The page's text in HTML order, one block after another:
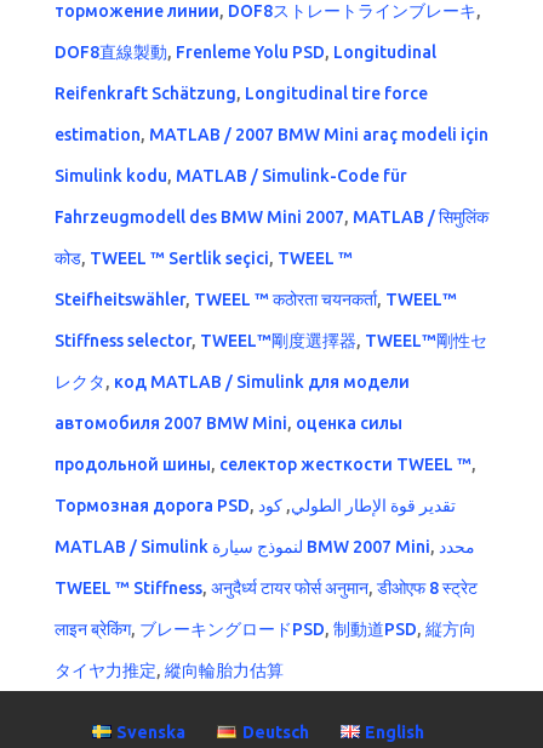
торможение линии, DOF8ストレートラインブレーキ,
DOF8直線製動, Frenleme Yolu PSD, Longitudinal
Reifenkraft Schätzung, Longitudinal tire force
estimation, MATLAB / 2007 BMW Mini araç modeli için
Simulink kodu, MATLAB / Simulink-Code für
Fahrzeugmodell des BMW Mini 2007, MATLAB / सिमुलिंक
कोड, TWEEL ™ Sertlik seçici, TWEEL ™
Steifheitswähler, TWEEL ™ कठोरता चयनकर्ता, TWEEL™
Stiffness selector, TWEEL™剛度選擇器, TWEEL™剛性セ
レクタ, код MATLAB / Simulink для модели
автомобиля 2007 BMW Mini, оценка силы
продольной шины, селектор жесткости TWEEL ™,
Тормозная дорога PSD, تقدير قوة الإطار الطولي,كود
MATLAB / Simulink لنموذج سيارة BMW 2007 Mini, محدد
TWEEL ™ Stiffness, अनुदैर्ध्य टायर फोर्स अनुमान, डीओएफ 8 स्ट्रेट
लाइन ब्रेकिंग, ブレーキングロードPSD, 制動道PSD, 縦方向
タイヤ力推定, 縱向輪胎力估算
Svenska Deutsch English